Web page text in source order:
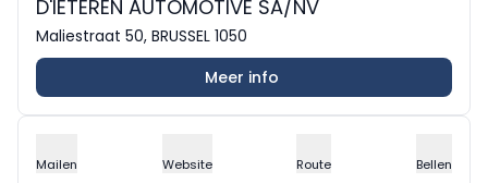
D'IETEREN AUTOMOTIVE SA/NV
Maliestraat 50, BRUSSEL 1050
Meer info
Mailen Website Route Bellen